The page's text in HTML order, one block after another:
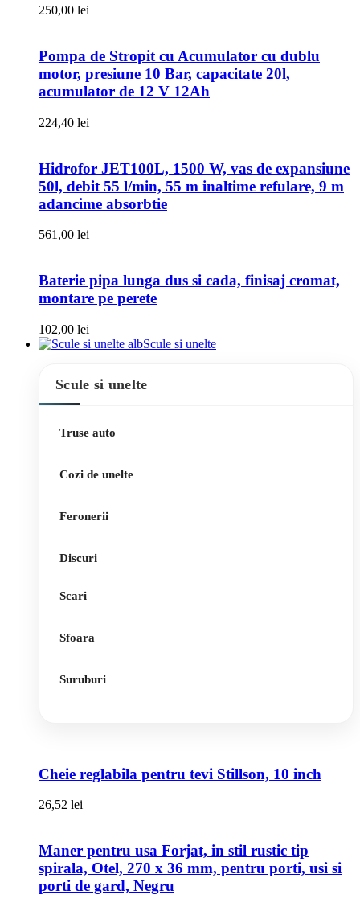
250,00 lei
Pompa de Stropit cu Acumulator cu dublu
motor, presiune 10 Bar, capacitate 20l,
acumulator de 12 V 12Ah
224,40 lei
Hidrofor JET100L, 1500 W, vas de expansiune
50l, debit 55 l/min, 55 m inaltime refulare, 9 m
adancime absorbtie
561,00 lei
Baterie pipa lunga dus si cada, finisaj cromat,
montare pe perete
102,00 lei
Scule si unelte
Scule si unelte
Truse auto
Cozi de unelte
Feronerii
Discuri
Scari
Sfoara
Suruburi
Cheie reglabila pentru tevi Stillson, 10 inch
26,52 lei
Maner pentru usa Forjat, in stil rustic tip
spirala, Otel, 270 x 36 mm, pentru porti, usi si
porti de gard, Negru